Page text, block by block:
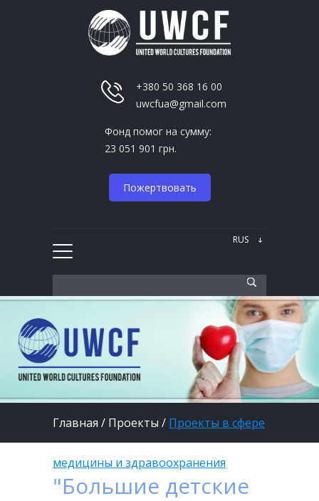
+380 50 368 16 00
uwcfua@gmail.com
Фонд помог на сумму:
23 051 901 грн.
Пожертвовать
Главная / Проекты / Проекты в сфере
медицины и здравоохранения
"Большие детские